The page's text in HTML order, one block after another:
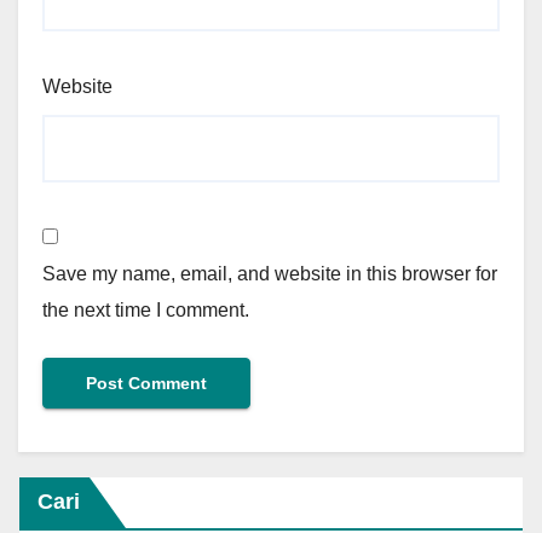
Website
Save my name, email, and website in this browser for
the next time I comment.
Cari